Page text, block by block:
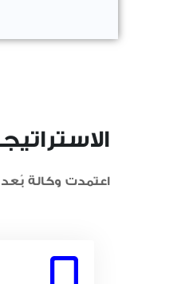
اعتمدت وكالة بُعد